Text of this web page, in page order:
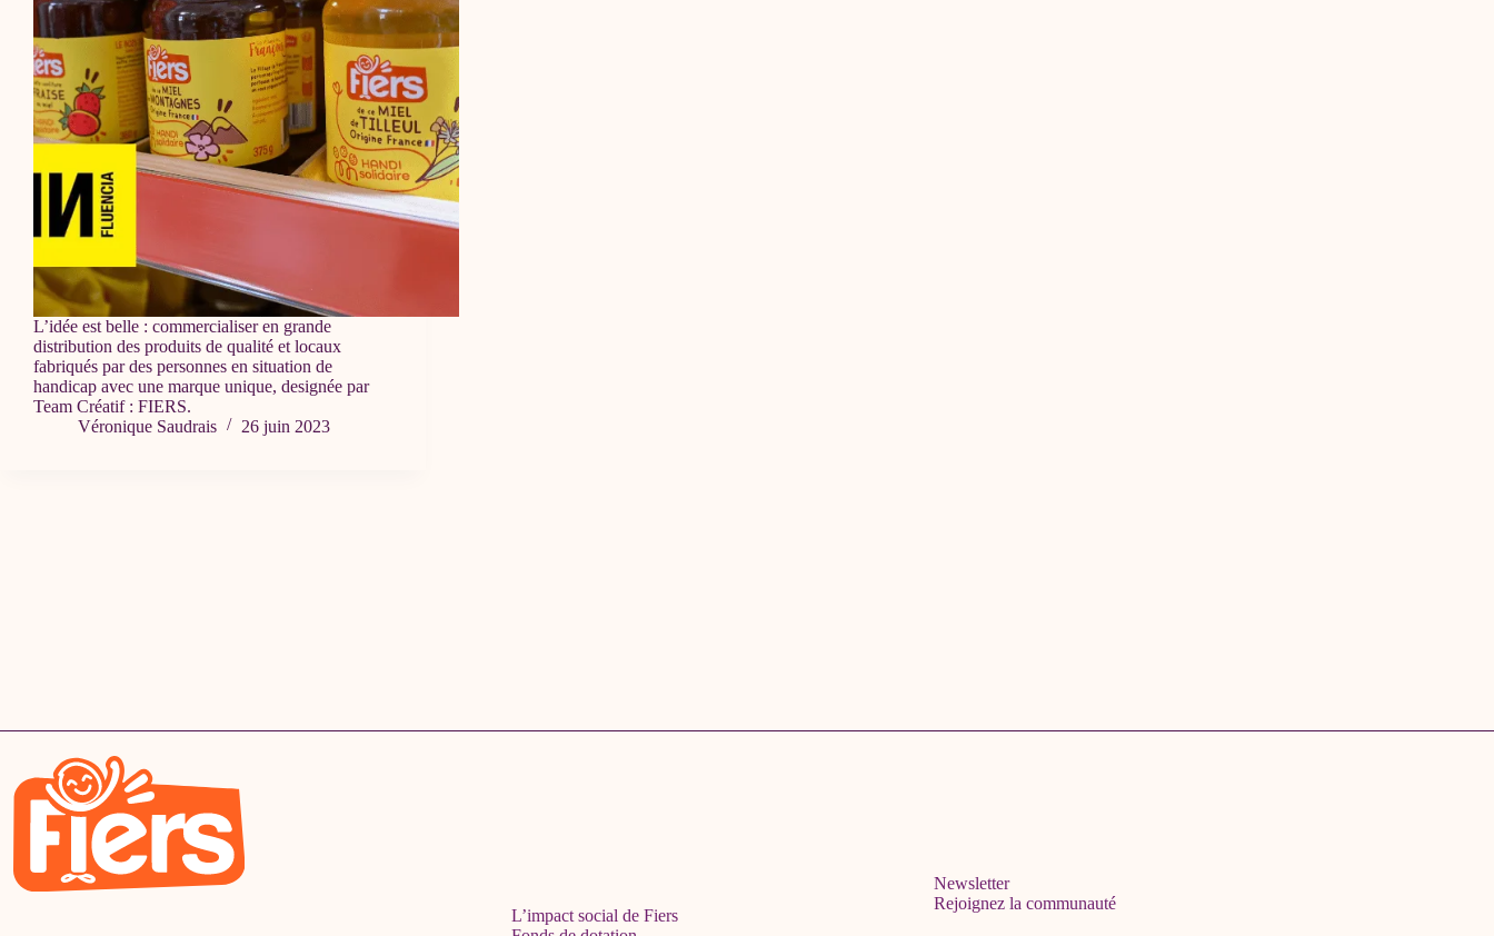
L’idée est belle : commercialiser en grande
distribution des produits de qualité et locaux
fabriqués par des personnes en situation de
handicap avec une marque unique, designée par
Team Créatif : FIERS.
Véronique Saudrais
26 juin 2023
L’impact social de Fiers
Newsletter
Rejoignez la communauté